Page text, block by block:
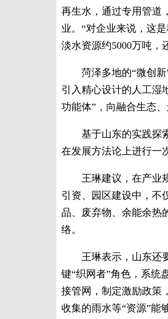
再生水，通过专用管道
业。“对企业来说，这
淡水资源约5000万吨，
菏泽多地的“微创新”
引入精心设计的人工湿
功能体”，向融合生态
基于山东的实践探索
在发展方法论上进行一
王琳建议，在产业规
引资、园区建设中，不
品、废弃物、余能余热
络。
王琳表示，山东还要
键“织网者”角色，系统
接管网，制定激励政策
收集的雨水等“资源”能